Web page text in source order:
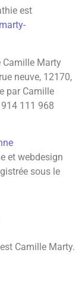
est
Camille Marty
neuve, 12170,
par Camille
111 968
et webdesign
sous le
Camille Marty.